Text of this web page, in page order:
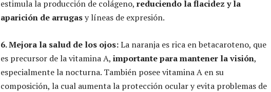
estimula la producción de colágeno, reduciendo la flacidez y la
aparición de arrugasy líneas de expresión.
6. Mejora la salud de los ojos:La naranja es rica en betacaroteno, que
es precursor de la vitamina A, importante para mantener la visión,
especialmente la nocturna. También posee vitamina A en su
composición, la cual aumenta la protección ocular y evita problemas de